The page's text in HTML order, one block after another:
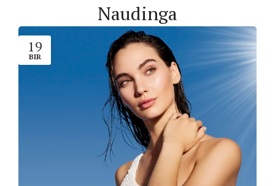
Naudinga
19
BIR